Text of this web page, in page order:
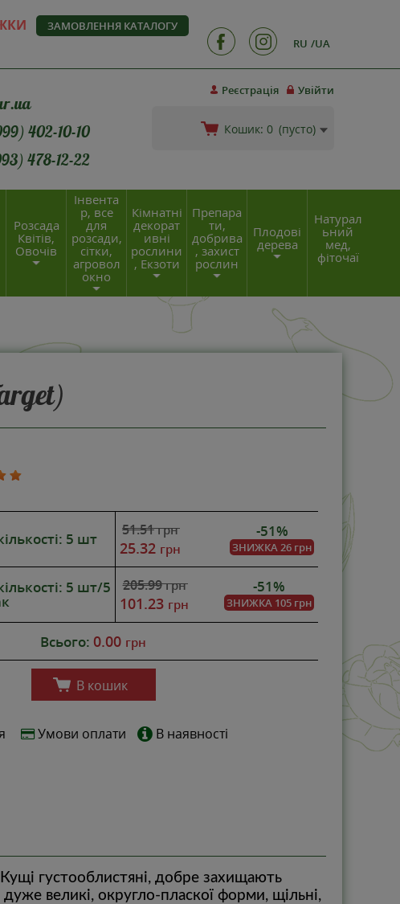
ЗАМОВЛЕННЯ КАТАЛОГУ
RU
UA
Реєстрація Увійти
Кошик: 0 (пусто)
402-10-10
478-12-22
Розсада
Квітів,
Овочів
Інвента
р, все
для
розсади,
сітки,
агровол
окно
Кімнатні
декорат
ивні
рослини
, Екзоти
Препара
ти,
добрива
, захист
рослин
Плодові
дерева
Натурал
ьний
мед,
фіточаї
5 шт 51.51 грн
25.32 грн
-51%
ЗНИЖКА 26 грн
5 шт/5 205.99 грн
101.23 грн
-51%
ЗНИЖКА 105 грн
Всього: 0.00 грн
В кошик
Умови оплати В наявності
густооблистяні, добре захищають
великі, округло-пласкої форми, щільні,